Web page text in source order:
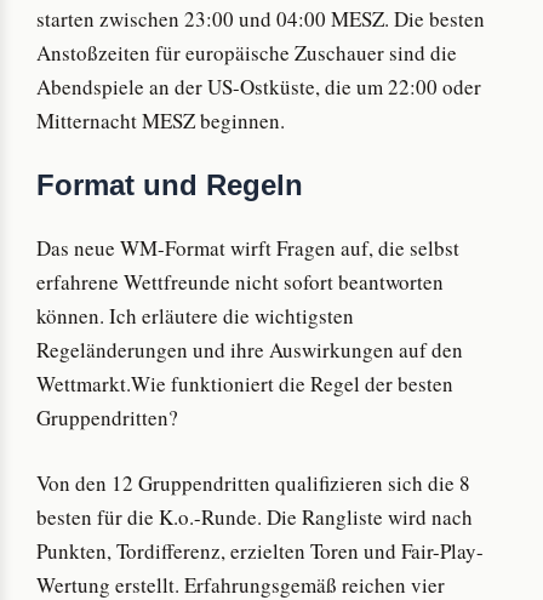
starten zwischen 23:00 und 04:00 MESZ. Die besten
Anstoßzeiten für europäische Zuschauer sind die
Abendspiele an der US-Ostküste, die um 22:00 oder
Mitternacht MESZ beginnen.
Format und Regeln
Das neue WM-Format wirft Fragen auf, die selbst
erfahrene Wettfreunde nicht sofort beantworten
können. Ich erläutere die wichtigsten
Regeländerungen und ihre Auswirkungen auf den
Wettmarkt.Wie funktioniert die Regel der besten
Gruppendritten?
Von den 12 Gruppendritten qualifizieren sich die 8
besten für die K.o.-Runde. Die Rangliste wird nach
Punkten, Tordifferenz, erzielten Toren und Fair-Play-
Wertung erstellt. Erfahrungsgemäß reichen vier